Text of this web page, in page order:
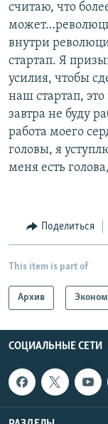
считаю, что
внутри
стартап. Я
усилия, чтобы
наш стартап,
завтра не буду
работа моего
головы, я
меня есть
Поделиться
This item is part of
Архив
СОЦИАЛЬНЫЕ СЕТИ